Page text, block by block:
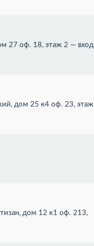
27 оф. 18, этаж 2 — вход
дом 25 к4 оф. 23, этаж
дом 12 к1 оф. 213,